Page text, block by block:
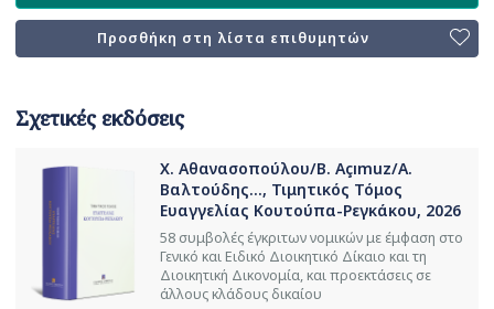
Προσθήκη στη λίστα επιθυμητών
Σχετικές εκδόσεις
Χ. Αθανασοπούλου/B. Açımuz/Α.
Βαλτούδης..., Τιμητικός Τόμος
Ευαγγελίας Κουτούπα-Ρεγκάκου, 2026
58 συμβολές έγκριτων νομικών με έμφαση στο
Γενικό και Ειδικό Διοικητικό Δίκαιο και τη
Διοικητική Δικονομία, και προεκτάσεις σε
άλλους κλάδους δικαίου